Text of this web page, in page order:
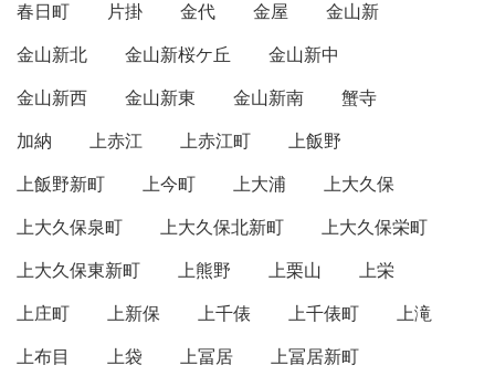
春日町 片掛 金代 金屋
金山新
金山新北
金山新桜ケ丘
金山新中
金山新西
金山新東 金山新南
蟹寺
加納
上赤江 上赤江町
上飯野
上飯野新町
上今町 上大浦
上大久保
上大久保泉町
上大久保北新町
上大久保栄町
上大久保東新町
上熊野 上栗山
上栄
上庄町
上新保 上千俵 上千俵町
上滝
上布目
上袋 上冨居
上冨居新町